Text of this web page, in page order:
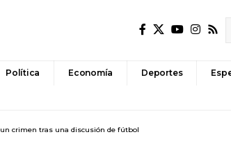
Política Economía Deportes
un crimen tras una discusión de fútbol